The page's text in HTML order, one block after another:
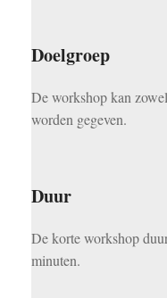
Doelgroep
De workshop kan
worden gegeven.
Duur
De korte workshop
minuten.